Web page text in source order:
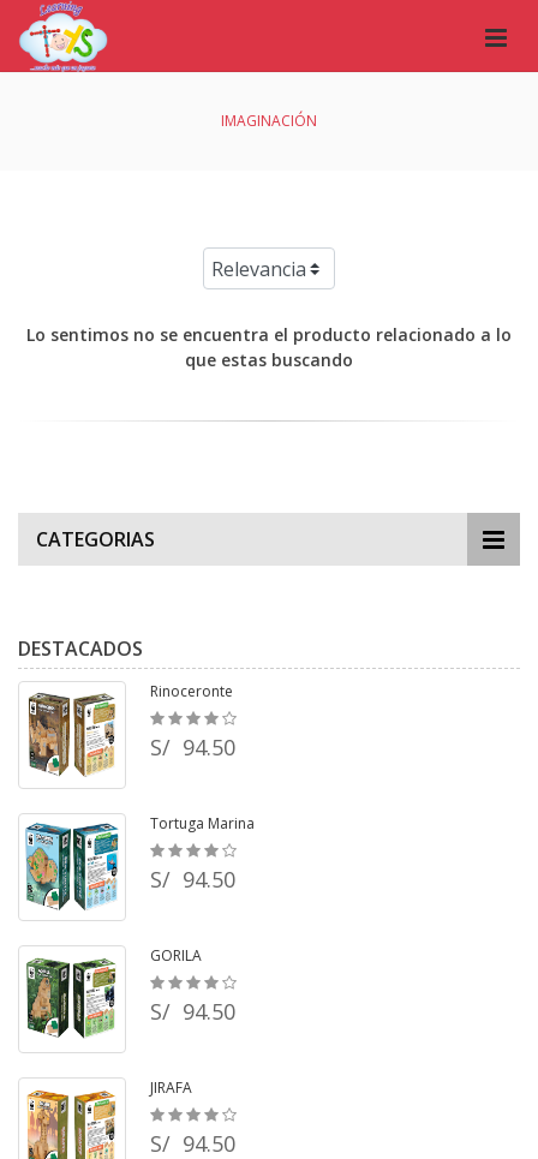
IMAGINACIÓN
Lo sentimos no se encuentra el producto relacionado a lo
que estas buscando
CATEGORIAS
DESTACADOS
Rinoceronte
S/ 94.50
Tortuga Marina
S/ 94.50
GORILA
S/ 94.50
JIRAFA
S/ 94.50